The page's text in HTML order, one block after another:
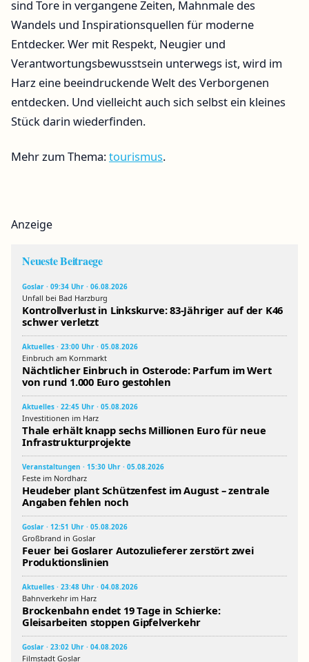
sind Tore in vergangene Zeiten, Mahnmale des
Wandels und Inspirationsquellen für moderne
Entdecker. Wer mit Respekt, Neugier und
Verantwortungsbewusstsein unterwegs ist, wird im
Harz eine beeindruckende Welt des Verborgenen
entdecken. Und vielleicht auch sich selbst ein kleines
Stück darin wiederfinden.
Mehr zum Thema:tourismus.
Anzeige
Neueste Beitraege
Goslar · 09:34 Uhr · 06.08.2026
Unfall bei Bad Harzburg
Kontrollverlust in Linkskurve: 83-Jähriger auf der K46
schwer verletzt
Aktuelles · 23:00 Uhr · 05.08.2026
Einbruch am Kornmarkt
Nächtlicher Einbruch in Osterode: Parfum im Wert
von rund 1.000 Euro gestohlen
Aktuelles · 22:45 Uhr · 05.08.2026
Investitionen im Harz
Thale erhält knapp sechs Millionen Euro für neue
Infrastrukturprojekte
Veranstaltungen · 15:30 Uhr · 05.08.2026
Feste im Nordharz
Heudeber plant Schützenfest im August – zentrale
Angaben fehlen noch
Goslar · 12:51 Uhr · 05.08.2026
Großbrand in Goslar
Feuer bei Goslarer Autozulieferer zerstört zwei
Produktionslinien
Aktuelles · 23:48 Uhr · 04.08.2026
Bahnverkehr im Harz
Brockenbahn endet 19 Tage in Schierke:
Gleisarbeiten stoppen Gipfelverkehr
Goslar · 23:02 Uhr · 04.08.2026
Filmstadt Goslar